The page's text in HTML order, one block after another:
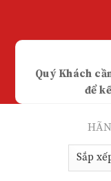
Quý Khách
để